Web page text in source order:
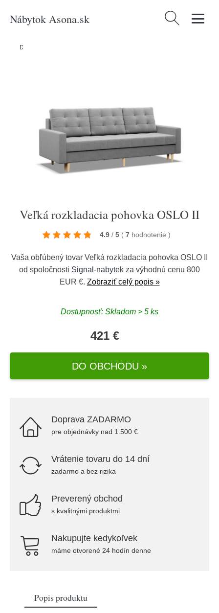
Nábytok Asona.sk Hľadať:
Domov
Veľká rozkladacia pohovka OSLO II
4.9 / 5 ( 7 hodnotenie )
Vaša obľúbený tovar Veľká rozkladacia pohovka OSLO II
od spoločnosti Signal-nabytek za výhodnú cenu 800
EUR €. Zobraziť celý popis »
Dostupnosť: Skladom > 5 ks
421 €
DO OBCHODU »
Doprava ZADARMO
pre objednávky nad 1.500 €
Vrátenie tovaru do 14 dní
zadarmo a bez rizika
Preverený obchod
s kvalitnými produktmi
Nakupujte kedykoľvek
máme otvorené 24 hodín denne
Popis produktu